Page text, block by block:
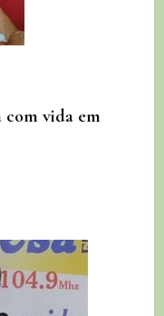
vida em